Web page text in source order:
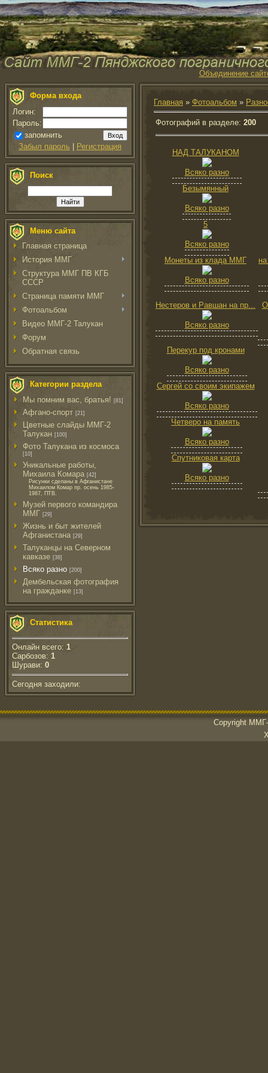
Объединение
Форма входа
Логин:
Пароль:
запомнить
Забыл пароль
Регистрация
Поиск
Меню сайта
Главная страница
История ММГ
Структура ММГ ПВ КГБ
СССР
Страница памяти ММГ
Фотоальбом
Видео ММГ-2 Талукан
Форум
Обратная связь
Категории раздела
Мы помним вас, братья! [81]
Афгано-спорт [21]
Цветные слайды ММГ-2
Талукан [100]
Фото Талукана из космоса
[10]
Уникальные работы,
Михаила Комара [42]
Рисунки сделаны в Афганистане
Михаилом Комар пр. осень 1985-
1987, ПТВ.
Музей первого командира
ММГ [29]
Жизнь и быт жителей
Афганистана [29]
Талуканцы на Северном
кавказе [38]
Всяко разно [200]
Дембельская фотография
на гражданке [13]
Статистика
Онлайн всего: 1
Сарбозов: 1
Шурави: 0
Сегодня заходили:
Главная » Фотоальбом »
Фотографий в разделе: 200
НАД ТАЛУКАНОМ
Всяко разно
Безымянный
Всяко разно
5
Всяко разно
Монеты из клада ММГ
Всяко разно
Нестеров и Равшан на пр...
Всяко разно
Перекур под кронами
Всяко разно
Сергей со своим экипажем
Всяко разно
Четверо на память
Всяко разно
Спутниковая карта
Всяко разно
Copyright